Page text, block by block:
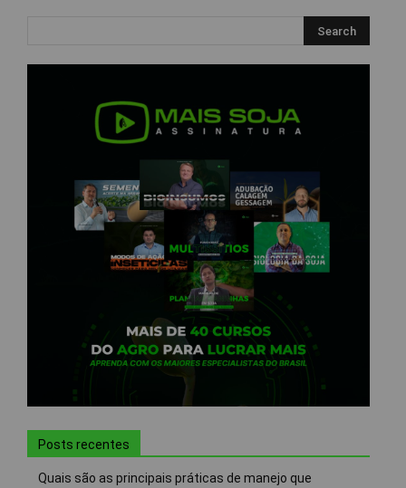
Posts recentes
Quais são as principais práticas de manejo que